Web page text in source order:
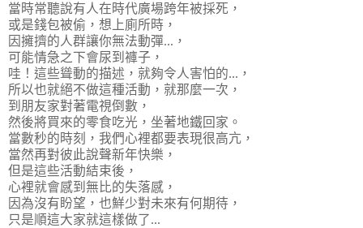
當時常聽說有人在時代廣場跨年被採死，
或是錢包被偷，想上廁所時，
因擁擠的人群讓你無法動彈...，
可能情急之下會尿到褲子，
哇！這些聳動的描述，就夠令人害怕的...，
所以也就絕不做這種活動，就那麼一次，
到朋友家對著電視倒數，
然後將買來的零食吃光，坐著地鐵回家。
當數秒的時刻，我們心裡都要表現很高亢，
當然再對彼此說聲新年快樂，
但是這些活動結束後，
心裡就會感到無比的失落感，
因為沒有盼望，也鮮少對未來有何期待，
只是順這大家就這樣做了...